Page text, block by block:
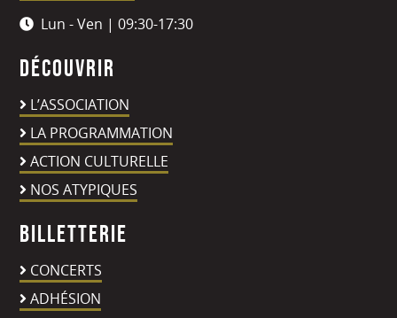
Lun - Ven | 09:30-17:30
Découvrir
L’ASSOCIATION
LA PROGRAMMATION
ACTION CULTURELLE
NOS ATYPIQUES
Billetterie
CONCERTS
ADHÉSION